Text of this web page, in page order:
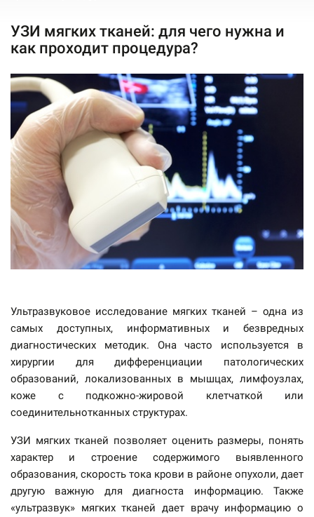
УЗИ мягких тканей: для чего нужна и
как проходит процедура?
Ультразвуковое исследование мягких тканей – одна из
самых доступных, информативных и безвредных
диагностических методик. Она часто используется в
хирургии для дифференциации патологических
образований, локализованных в мышцах, лимфоузлах,
коже с подкожно-жировой клетчаткой или
соединительнотканных структурах.
УЗИ мягких тканей позволяет оценить размеры, понять
характер и строение содержимого выявленного
образования, скорость тока крови в районе опухоли, дает
другую важную для диагноста информацию. Также
«ультразвук» мягких тканей дает врачу информацию о